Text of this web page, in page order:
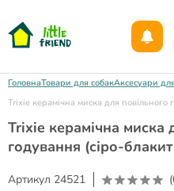
ГоловнаТовари для собакАксесуари
Trixie керамічна миска для
Trixie керамічна миска
годування (сіро-
Артикул 24521